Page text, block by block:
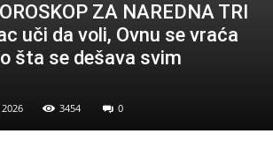
ZA NAREDNA TRI
uči da voli, Ovnu se vraća
šta se dešava svim
3454 0